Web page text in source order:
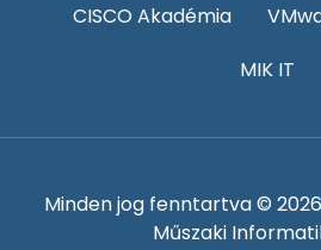
CISCO Akadémia
MIK IT
Minden jog fenntartva ©
Műszaki